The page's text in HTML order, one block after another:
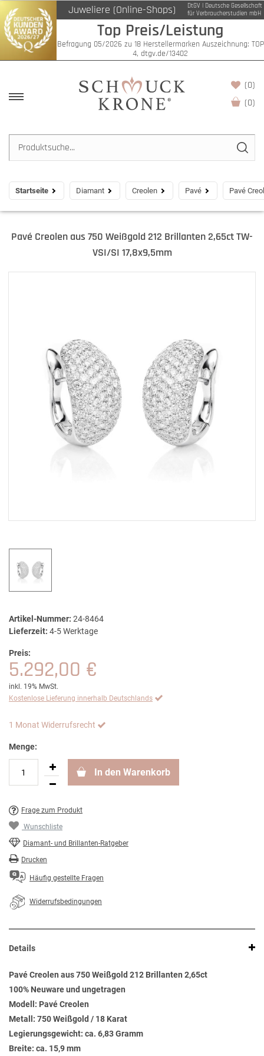
Juweliere (Online-Shops)
DtGV | Deutsche Gesellschaft
für Verbraucherstudien mbH
Top Preis/Leistung
Befragung 05/2026 zu 18 Herstellermarken Auszeichnung: TOP
4, dtgv.de/13402
(0)
(0)
Startseite Diamant Creolen Pavé Pavé
Pavé Creolen aus 750 Weißgold 212 Brillanten 2,65ct TW-
VSI/SI 17,8x9,5mm
Artikel-Nummer: 24-8464
Lieferzeit: 4-5 Werktage
Preis:
5.292,00 €
inkl. 19% MwSt.
Kostenlose Lieferung innerhalb Deutschlands
1 Monat Widerrufsrecht
Menge:
In den Warenkorb
Frage zum Produkt
Wunschliste
Diamant- und Brillanten-Ratgeber
Drucken
Häufig gestellte Fragen
Widerrufsbedingungen
Details
Pavé Creolen aus 750 Weißgold 212 Brillanten 2,65ct
100% Neuware und ungetragen
Modell: Pavé Creolen
Metall: 750 Weißgold / 18 Karat
Legierungsgewicht: ca. 6,83 Gramm
Breite: ca. 15,9 mm